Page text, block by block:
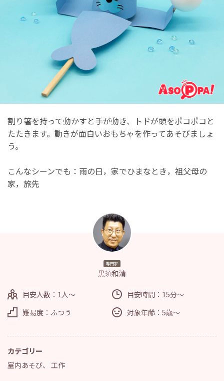
割り箸を持って動かすと手が動き、トドが頭をポコポコと
たたきます。動きが面白いおもちゃを作ってあそびましょ
う。
こんなシーンでも：雨の日，家でひまなとき，祖父母の
家，旅先
専門家
黒須和清
目安人数：1人～
目安時間：15分～
難易度：ふつう
対象年齢：5歳～
カテゴリー
室内あそび、 工作